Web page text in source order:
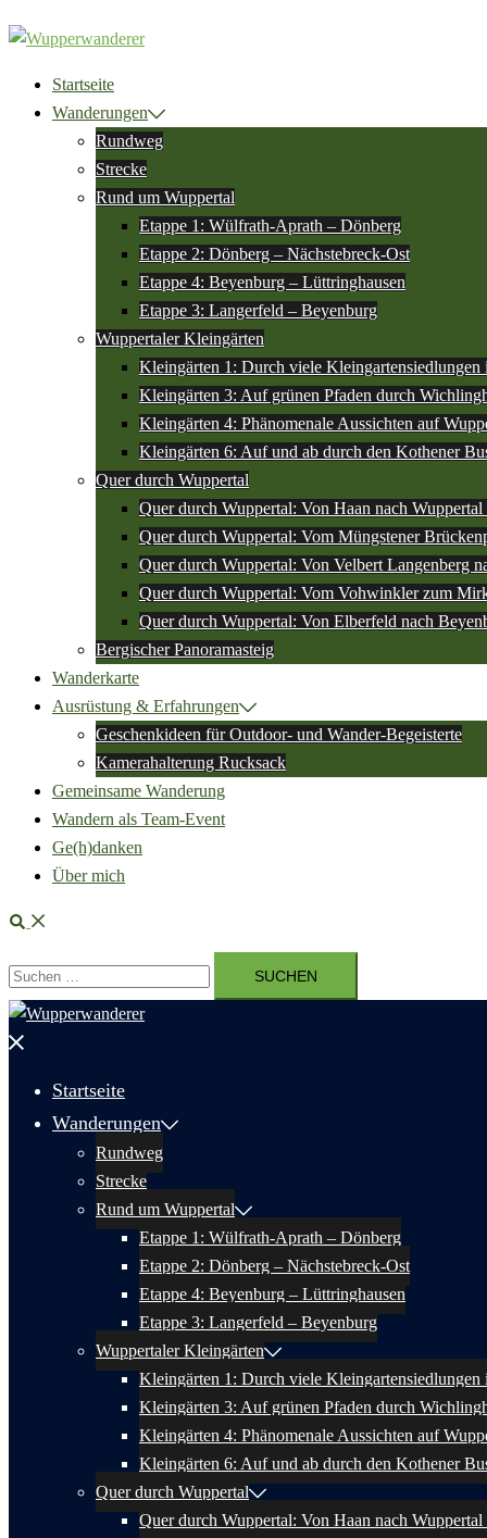
Zum
Inhalt
springenStartseite
Wanderungen
Rundweg
Strecke
Rund um Wuppertal
Etappe 1: Wülfrath-Aprath – Dönberg
Etappe 2: Dönberg – Nächstebreck-Ost
Etappe 4: Beyenburg – Lüttringhausen
Etappe 3: Langerfeld – Beyenburg
Wuppertaler Kleingärten
Kleingärten 1: Durch viele
Kleingärten 3: Auf grünen Pfaden durch
Kleingärten 4: Phänomenale Aussichten auf
Kleingärten 6: Auf und ab durch den Kothener
Quer durch Wuppertal
Quer durch Wuppertal: Von Haan nach
Quer durch Wuppertal: Vom Müngstener
Quer durch Wuppertal: Von Velbert Langenberg
Quer durch Wuppertal: Vom Vohwinkler zum
Quer durch Wuppertal: Von Elberfeld nach
Bergischer Panoramasteig
Wanderkarte
Ausrüstung & Erfahrungen
Geschenkideen für Outdoor- und Wander-Begeisterte
Kamerahalterung Rucksack
Gemeinsame Wanderung
Wandern als Team-Event
Ge(h)danken
Über mich
Suche
Suchen
nach:
Menü
Startseite
Wanderungen
Rundweg
Strecke
Rund um Wuppertal
Etappe 1: Wülfrath-Aprath – Dönberg
Etappe 2: Dönberg – Nächstebreck-Ost
Etappe 4: Beyenburg – Lüttringhausen
Etappe 3: Langerfeld – Beyenburg
Wuppertaler Kleingärten
Kleingärten 1: Durch viele
Kleingärten 3: Auf grünen Pfaden durch
Kleingärten 4: Phänomenale Aussichten auf
Kleingärten 6: Auf und ab durch den Kothener
Quer durch Wuppertal
Quer durch Wuppertal: Von Haan nach